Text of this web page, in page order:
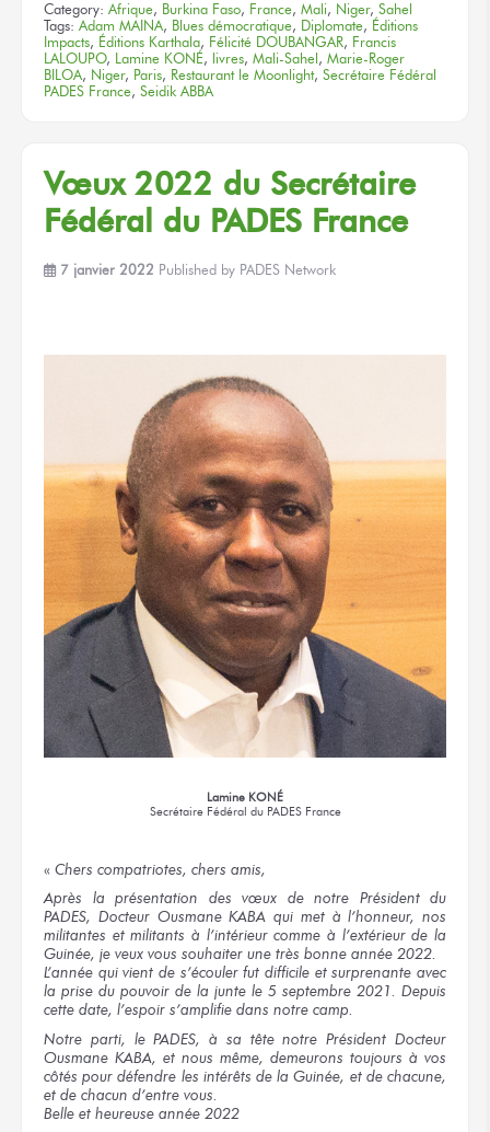
Category: Afrique, Burkina Faso, France, Mali, Niger, Sahel
Tags: Adam MAINA, Blues démocratique, Diplomate, Éditions
Impacts, Éditions Karthala, Félicité DOUBANGAR, Francis
LALOUPO, Lamine KONÉ, livres, Mali-Sahel , Marie-Roger
BILOA, Niger, Paris, Restaurant le Moonlight, Secrétaire Fédéral
PADES France, Seidik ABBA
Vœux 2022 du Secrétaire
Fédéral du PADES France
7 janvier 2022 Published by PADES Network
Lamine KONÉ
Secrétaire Fédéral du PADES France
« Chers compatriotes, chers amis,
Après la présentation des vœux de notre Président du
PADES, Docteur Ousmane KABA qui met à l’honneur, nos
militantes et militants à l’intérieur comme à l’extérieur de la
Guinée, je veux vous souhaiter une très bonne année 2022.
L’année qui vient de s’écouler fut difficile et surprenante avec
la prise du pouvoir de la junte le 5 septembre 2021. Depuis
cette date, l’espoir s’amplifie dans notre camp.
Notre parti, le PADES, à sa tête notre Président Docteur
Ousmane KABA, et nous même, demeurons toujours à vos
côtés pour défendre les intérêts de la Guinée, et de chacune,
et de chacun d’entre vous.
Belle et heureuse année 2022